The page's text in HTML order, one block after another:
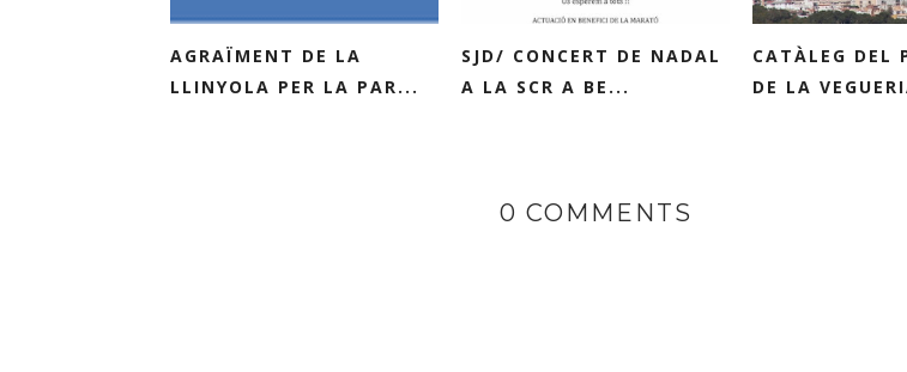
AGRAÏMENT DE LA
LLINYOLA PER LA PAR...
SJD/ CONCERT DE NADAL
A LA SCR A BE...
CATÀLEG DEL
DE LA
0 COMMENTS